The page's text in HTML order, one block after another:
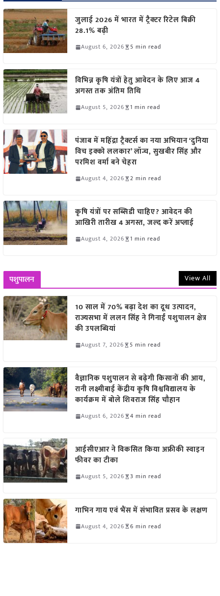
जुलाई 2026 में भारत में ट्रैक्टर रिटेल बिक्री
28.1% बढ़ी
August 6, 2026 5 min read
विभिन्न कृषि यंत्रों हेतु आवेदन के लिए आज 4
अगस्त तक अंतिम तिथि
August 5, 2026 1 min read
पंजाब में महिंद्रा ट्रैक्टर्स का नया अभियान ‘दुनिया
विच इक्को ललकार’ लॉन्च, सुखबीर सिंह और
परमिश वर्मा बने चेहरा
August 4, 2026 2 min read
कृषि यंत्रों पर सब्सिडी चाहिए? आवेदन की
आखिरी तारीख 4 अगस्त, जल्द करें अप्लाई
August 4, 2026 1 min read
पशुपालन View All
10 साल में 70% बढ़ा देश का दूध उत्पादन,
राज्यसभा में ललन सिंह ने गिनाईं पशुपालन क्षेत्र
की उपलब्धियां
August 7, 2026 5 min read
वैज्ञानिक पशुपालन से बढ़ेगी किसानों की आय,
रानी लक्ष्मीबाई केंद्रीय कृषि विश्वविद्यालय के
कार्यक्रम में बोले शिवराज सिंह चौहान
August 6, 2026 4 min read
आईसीएआर ने विकसित किया अफ्रीकी स्वाइन
फीवर का टीका
August 5, 2026 3 min read
गाभिन गाय एवं भैंस में संभावित प्रसव के लक्षण
August 4, 2026 6 min read